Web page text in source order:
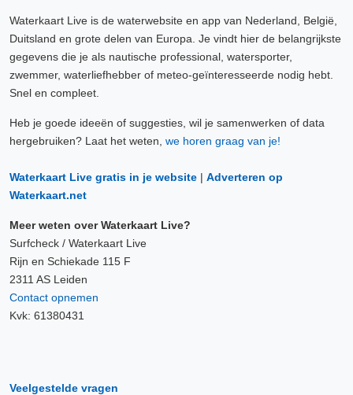
Waterkaart Live is de waterwebsite en app van Nederland, België,
Duitsland en grote delen van Europa. Je vindt hier de belangrijkste
gegevens die je als nautische professional, watersporter,
zwemmer, waterliefhebber of meteo-geïnteresseerde nodig hebt.
Snel en compleet.
Heb je goede ideeën of suggesties, wil je samenwerken of data
hergebruiken? Laat het weten, we horen graag van je!
Waterkaart Live gratis in je website | Adverteren op
Waterkaart.net
Meer weten over Waterkaart Live?
Surfcheck / Waterkaart Live
Rijn en Schiekade 115 F
2311 AS Leiden
Contact opnemen
Kvk: 61380431
Veelgestelde vragen